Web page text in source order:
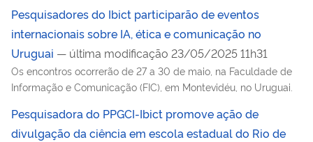
Pesquisadores do Ibict participarão de eventos
internacionais sobre IA, ética e comunicação no
Uruguai — última modificação 23/05/2025 11h31
Os encontros ocorrerão de 27 a 30 de maio, na Faculdade de
Informação e Comunicação (FIC), em Montevidéu, no Uruguai.
Pesquisadora do PPGCI-Ibict promove ação de
divulgação da ciência em escola estadual do Rio de